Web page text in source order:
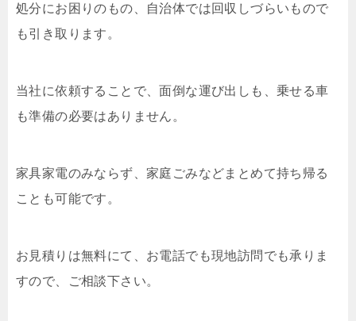
処分にお困りのもの、自治体では回収しづらいもので
も引き取ります。
当社に依頼することで、面倒な運び出しも、乗せる車
も準備の必要はありません。
家具家電のみならず、家庭ごみなどまとめて持ち帰る
ことも可能です。
お見積りは無料にて、お電話でも現地訪問でも承りま
すので、ご相談下さい。